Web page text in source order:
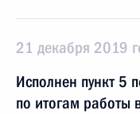
21 декабря 2019
Исполнен пункт 5
по итогам работы